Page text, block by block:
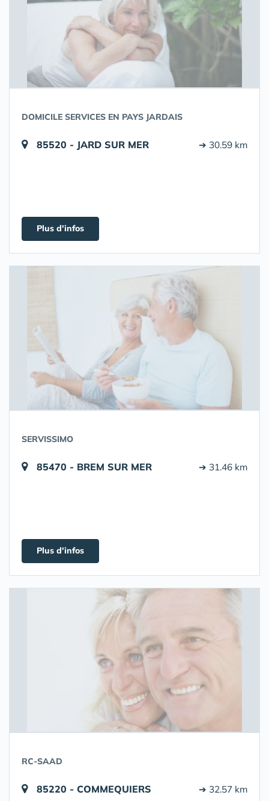
DOMICILE SERVICES EN PAYS JARDAIS
85520 - JARD SUR MER ➔ 30.59 km
Plus d'infos
SERVISSIMO
85470 - BREM SUR MER ➔ 31.46 km
Plus d'infos
RC-SAAD
85220 - COMMEQUIERS ➔ 32.57 km